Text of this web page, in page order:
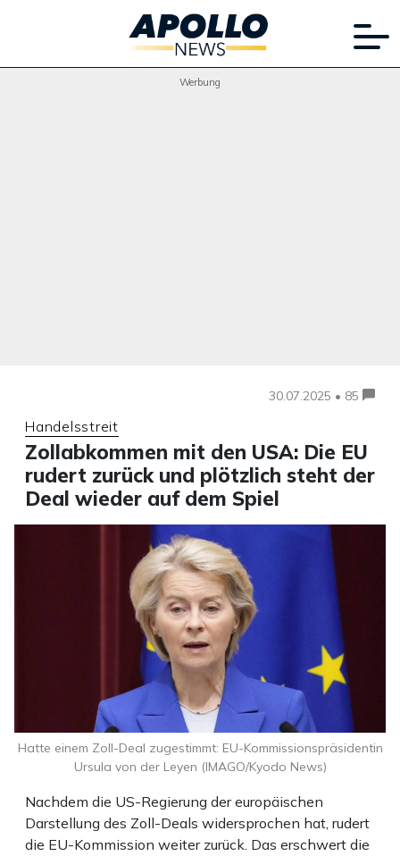
Werbung
30.07.2025 • 85
Handelsstreit
Zollabkommen mit den USA: Die EU
rudert zurück und plötzlich steht der
Deal wieder auf dem Spiel
Nachdem die US-Regierung der europäischen
Darstellung des Zoll-Deals widersprochen hat, rudert
die EU-Kommission weiter zurück. Das erschwert die
Hatte einem Zoll-Deal zugestimmt: EU-Kommissionspräsidentin
Ursula von der Leyen (IMAGO/Kyodo News)